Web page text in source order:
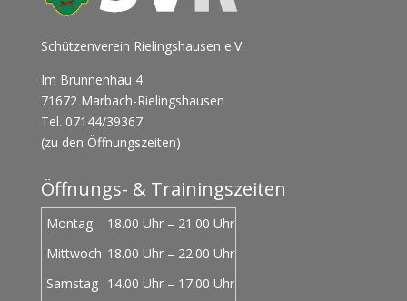
Schützenverein Rielingshausen e.V.
Im Brunnenhau 4
71672 Marbach-Rielingshausen
Tel. 07144/39367
(zu den Öffnungszeiten)
Öffnungs- & Trainingszeiten
Montag
18.00 Uhr – 21.00 Uhr
Mittwoch 18.00 Uhr – 22.00 Uhr
Samstag 14.00 Uhr – 17.00 Uhr